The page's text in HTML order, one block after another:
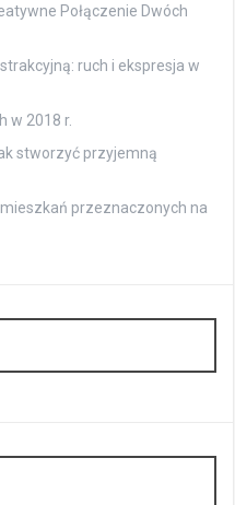
Połączenie Dwóch
ruch i ekspresja w
w 2018 r.
stworzyć przyjemną
przeznaczonych na